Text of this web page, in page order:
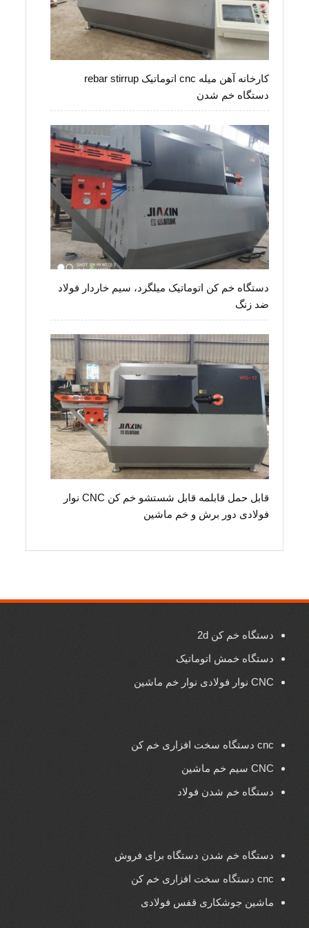
کارخانه آهن میله cnc اتوماتیک rebar stirrup
دستگاه خم شدن
دستگاه خم کن اتوماتیک میلگرد، سیم خاردار فولاد
ضد زنگ
قابل حمل قابلمه قابل شستشو خم کن CNC نوار
فولادی دور برش و خم ماشین
دستگاه خم کن 2d
دستگاه خمش اتوماتیک
CNC نوار فولادی نوار خم ماشین
cnc دستگاه سخت افزاری خم کن
CNC سیم خم ماشین
دستگاه خم شدن فولاد
دستگاه خم شدن دستگاه برای فروش
cnc دستگاه سخت افزاری خم کن
ماشین جوشکاری قفس فولادی